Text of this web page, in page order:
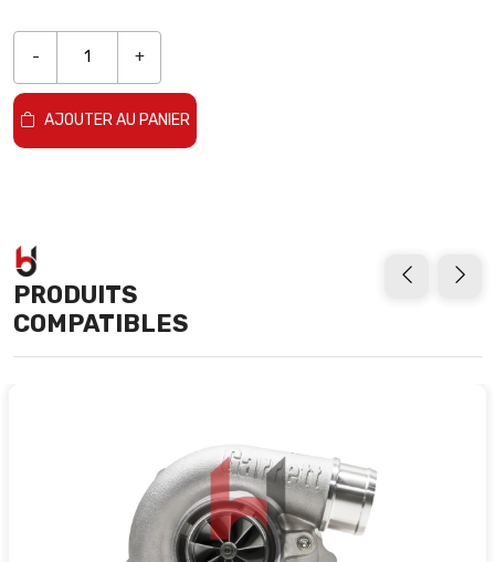
- +
AJOUTER AU PANIER
PRODUITS
COMPATIBLES